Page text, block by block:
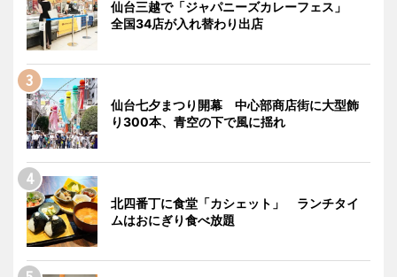
仙台三越で「ジャパニーズカレーフェス」
全国34店が入れ替わり出店
仙台七夕まつり開幕 中心部商店街に大型飾
り300本、青空の下で風に揺れ
北四番丁に食堂「カシェット」 ランチタイ
ムはおにぎり食べ放題